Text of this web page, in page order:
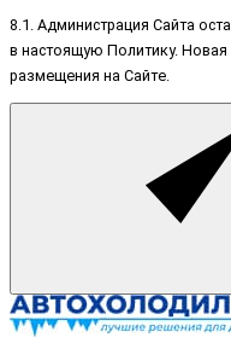
8.1. Администрация Сайта
в настоящую Политику. Новая
размещения на Сайте.